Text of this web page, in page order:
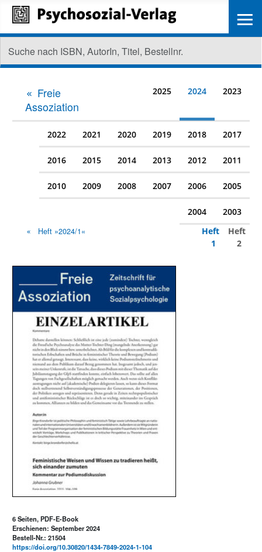
Freie
Assoziation
2025 2024 2023
2022 2021 2020 2019 2018 2017
2016 2015 2014 2013 2012 2011
2010 2009 2008 2007 2006 2005
2004 2003
Heft »2024/1«
Heft
1
Heft
2
6 Seiten, PDF-E-Book
Erschienen: September 2024
Bestell-Nr.: 21504
https://doi.org/10.30820/1434-7849-2024-1-104
≡